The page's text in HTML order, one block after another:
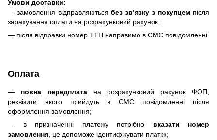
Умови доставки:
— замовлення відправляються без зв’язку з покупцемпісля
зарахування оплати на розрахунковий рахунок;
— після відправки номер ТТН направимо в СМС повідомленні.
Оплата
— повна передплатана розрахунковий рахунок ФОП,
реквізити якого прийдуть в СМС повідомленні після
оформлення замовлення;
— в призначенні платежу потрібно вказати номер
замовлення, це допоможе ідентифікувати платіж;